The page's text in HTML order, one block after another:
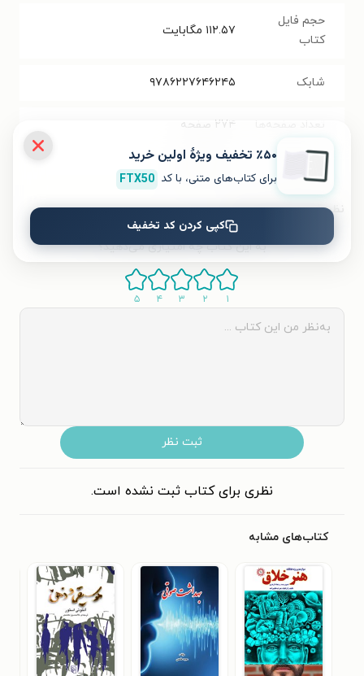
حجم فایل
کتاب
۱۱۲.۵۷ مگابایت
شابک ۹۷۸۶۲۲۷۶۴۶۲۴۵‬‬‬
۲۷۴ صفحه
تومان
نظر شما دربارهٔ این کتاب
به این کتاب چه امتیازی می‌دهید؟
۱ ۲ ۳ ۴ ۵
ثبت نظر
نظری برای کتاب ثبت نشده است.
کتاب‌های مشابه
٪۵۰ تخفیف ویژۀ اولین خرید
برای کتاب‌های متنی، با کد FTX50
کپی کردن کد تخفیف